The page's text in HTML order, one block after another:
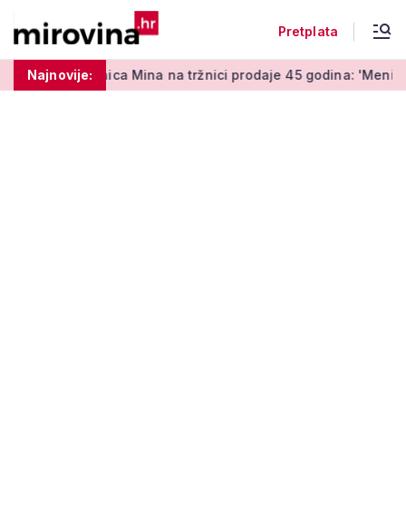
Pretplata
Najnovije:
Mina na tržnici prodaje 45 godina: 'Meni je ovo zabava